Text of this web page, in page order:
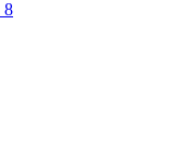
8